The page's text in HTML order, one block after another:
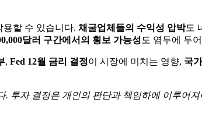
할 수 있습니다. 채굴업체들의 수익성 압박도
달러 구간에서의 횡보 가능성도 염두에 두
, Fed 12월 금리 결정이 시장에 미치는 영향, 국
투자 결정은 개인의 판단과 책임하에 이루어져